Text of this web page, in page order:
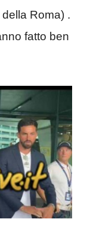
Roma) .
fatto ben